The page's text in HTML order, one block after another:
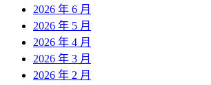
2026 年 6 月
2026 年 5 月
2026 年 4 月
2026 年 3 月
2026 年 2 月